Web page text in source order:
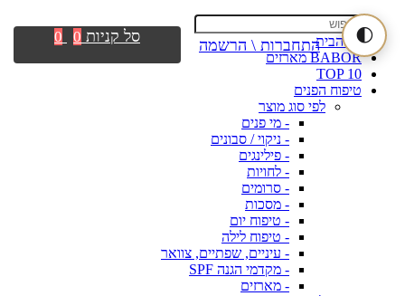
🌓דף הבית
BABOR מארזים
TOP 10
טיפוח הפנים
לפי סוג מוצר
- מי פנים
- ניקוי / סבונים
- פילינגים
- לחויות
- סרומים
- מסכות
- טיפוח יום
- טיפוח לילה
- עיניים, שפתיים, צוואר
- מקדמי הגנה SPF
- מארזים
התחברות \ הרשמה סל קניות 0
0